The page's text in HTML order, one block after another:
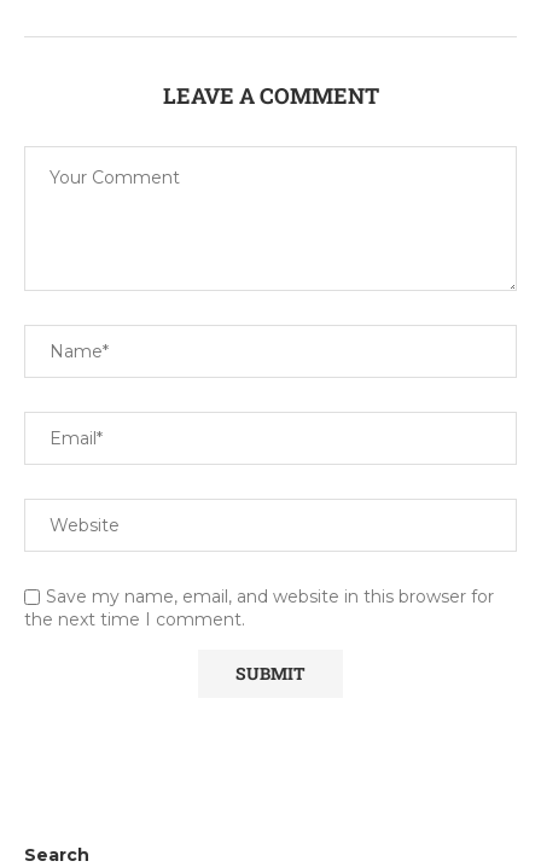
LEAVE A COMMENT
Save my name, email, and website in this browser for
the next time I comment.
Search